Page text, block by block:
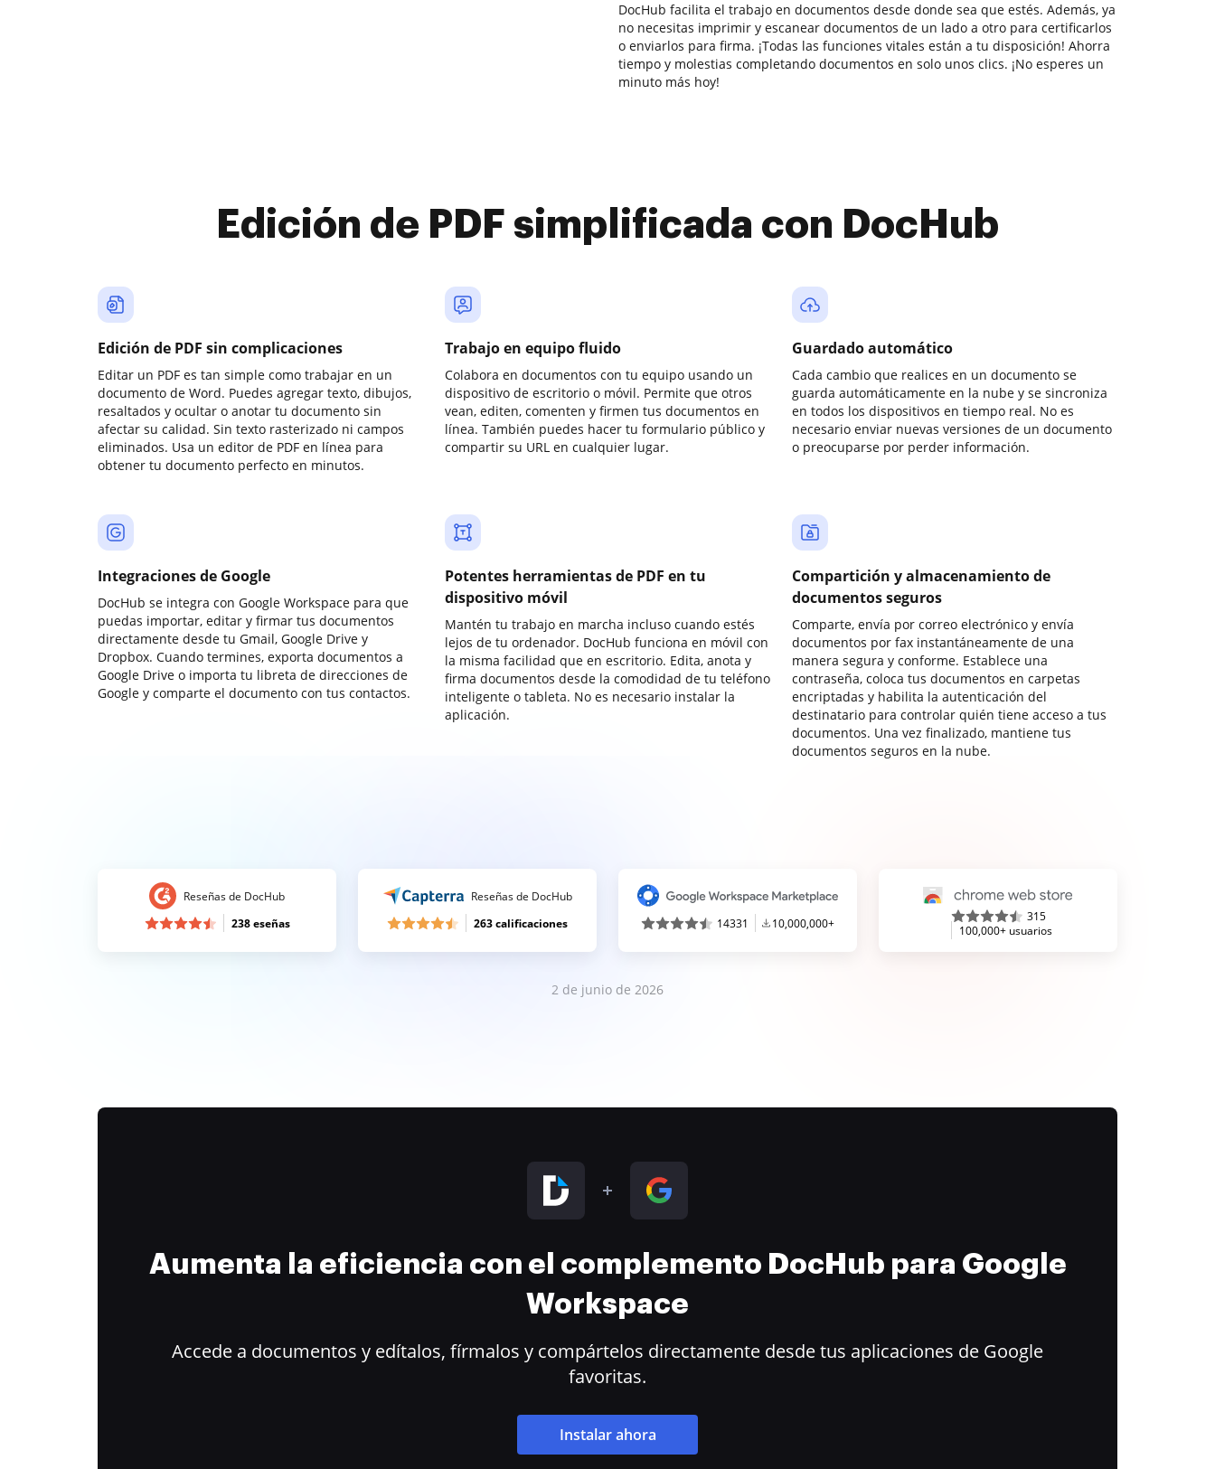
DocHub facilita el trabajo en documentos desde donde sea que estés. Además, ya
no necesitas imprimir y escanear documentos de un lado a otro para certificarlos
o enviarlos para firma. ¡Todas las funciones vitales están a tu disposición! Ahorra
tiempo y molestias completando documentos en solo unos clics. ¡No esperes un
minuto más hoy!
Edición de PDF simplificada con DocHub
Edición de PDF sin complicaciones
Editar un PDF es tan simple como trabajar en un
documento de Word. Puedes agregar texto, dibujos,
resaltados y ocultar o anotar tu documento sin
afectar su calidad. Sin texto rasterizado ni campos
eliminados. Usa un editor de PDF en línea para
obtener tu documento perfecto en minutos.
Trabajo en equipo fluido
Colabora en documentos con tu equipo usando un
dispositivo de escritorio o móvil. Permite que otros
vean, editen, comenten y firmen tus documentos en
línea. También puedes hacer tu formulario público y
compartir su URL en cualquier lugar.
Guardado automático
Cada cambio que realices en un documento se
guarda automáticamente en la nube y se sincroniza
en todos los dispositivos en tiempo real. No es
necesario enviar nuevas versiones de un documento
o preocuparse por perder información.
Integraciones de Google
DocHub se integra con Google Workspace para que
puedas importar, editar y firmar tus documentos
directamente desde tu Gmail, Google Drive y
Dropbox. Cuando termines, exporta documentos a
Google Drive o importa tu libreta de direcciones de
Google y comparte el documento con tus contactos.
Potentes herramientas de PDF en tu
dispositivo móvil
Mantén tu trabajo en marcha incluso cuando estés
lejos de tu ordenador. DocHub funciona en móvil con
la misma facilidad que en escritorio. Edita, anota y
firma documentos desde la comodidad de tu teléfono
inteligente o tableta. No es necesario instalar la
aplicación.
Compartición y almacenamiento de
documentos seguros
Comparte, envía por correo electrónico y envía
documentos por fax instantáneamente de una
manera segura y conforme. Establece una
contraseña, coloca tus documentos en carpetas
encriptadas y habilita la autenticación del
destinatario para controlar quién tiene acceso a tus
documentos. Una vez finalizado, mantiene tus
documentos seguros en la nube.
Reseñas de DocHub
238 eseñas
Reseñas de DocHub
263 calificaciones
14331 10,000,000+
315
100,000+ usuarios
2 de junio de 2026
Aumenta la eficiencia con el complemento DocHub para Google
Workspace
Accede a documentos y edítalos, fírmalos y compártelos directamente desde tus aplicaciones de Google
favoritas.
Instalar ahora